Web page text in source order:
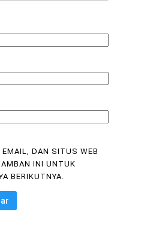
DAN SITUS WEB
INI UNTUK
BERIKUTNYA.